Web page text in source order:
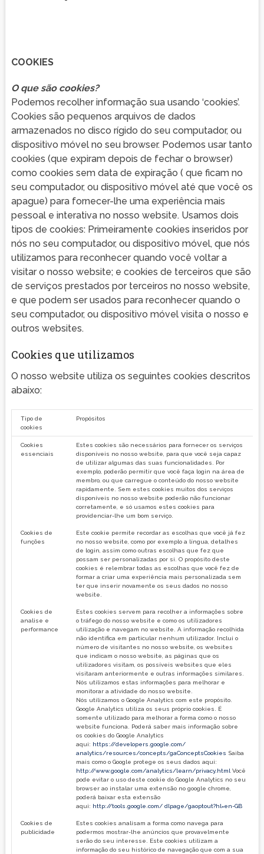
COOKIES
O que são cookies?
Podemos recolher informação sua usando ‘cookies’.
Cookies são pequenos arquivos de dados
armazenados no disco rígido do seu computador, ou
dispositivo móvel no seu browser. Podemos usar tanto
cookies (que expiram depois de fechar o browser)
como cookies sem data de expiração ( que ficam no
seu computador, ou dispositivo móvel até que você os
apague) para fornecer-lhe uma experiência mais
pessoal e interativa no nosso website. Usamos dois
tipos de cookies: Primeiramente cookies inseridos por
nós no seu computador, ou dispositivo móvel, que nós
utilizamos para reconhecer quando você voltar a
visitar o nosso website; e cookies de terceiros que são
de serviços prestados por terceiros no nosso website,
e que podem ser usados para reconhecer quando o
seu computador, ou dispositivo móvel visita o nosso e
outros websites.
Cookies que utilizamos
O nosso website utiliza os seguintes cookies descritos
abaixo:
Tipo de
cookies
Propósitos
Cookies
essenciais
Estes cookies são necessários para fornecer os serviços
disponíveis no nosso website, para que você seja capaz
de utilizar algumas das suas funcionalidades. Por
exemplo, poderão permitir que você faça login na área de
membro, ou que carregue o conteúdo do nosso website
rapidamente. Sem estes cookies muitos dos serviços
disponíveis no nosso website poderão não funcionar
corretamente, e só usamos estes cookies para
providenciar-lhe um bom serviço.
Cookies de
funções
Este cookie permite recordar as escolhas que você já fez
no nosso website, como por exemplo a língua, detalhes
de login, assim como outras escolhas que fez que
possam ser personalizadas por si. O propósito deste
cookies é relembrar todas as escolhas que você fez de
formar a criar uma experiência mais personalizada sem
ter que inserir novamente os seus dados no nosso
website.
Cookies de
analise e
performance
Estes cookies servem para recolher a informações sobre
o tráfego do nosso website e como os utilizadores
utilização e navegam no website. A informação recolhida
não identifica em particular nenhum utilizador. Inclui o
número de visitantes no nosso website, os websites
que indicam o nosso website, as páginas que os
utilizadores visitam, os possíveis websites que eles
visitaram anteriormente e outras informações similares.
Nós utilizamos estas informações para melhorar e
monitorar a atividade do nosso website.
Nós utilizamos o Google Analytics com este propósito.
Google Analytics utiliza os seus próprio cookies. É
somente utilizado para melhorar a forma como o nosso
website funciona. Poderá saber mais informação sobre
os cookies do Google Analytics
aqui: https://developers.google.com/
analytics/resources/concepts/gaConceptsCookies Saiba
mais como o Google protege os seus dados aqui:
http://www.google.com/analytics/learn/privacy.html Você
pode evitar o uso deste cookie do Google Analytics no seu
browser ao instalar uma extensão no google chrome,
poderá baixar esta extensão
aqui: http://tools.google.com/ dlpage/gaoptout?hl=en-GB
Cookies de
publicidade
Estes cookies analisam a forma como navega para
podermos mostrar-lhe anúncios que provavelmente
serão do seu interesse. Este cookies utilizam a
informação do seu histórico de navegação que com a sua